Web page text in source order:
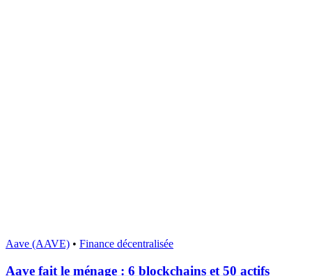
Aave (AAVE) • Finance décentralisée
Aave fait le ménage : 6 blockchains et 50 actifs